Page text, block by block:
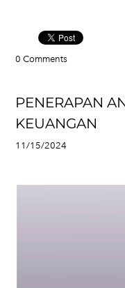
0 Comments
PENERAPAN
KEUANGAN
11/15/2024